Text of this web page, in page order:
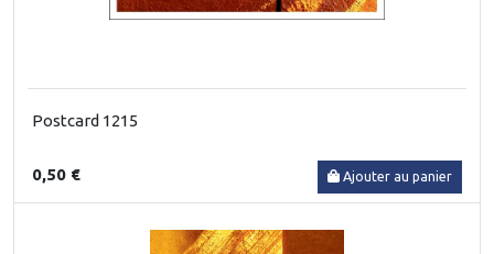
Postcard 1215
0,50 € Ajouter au panier